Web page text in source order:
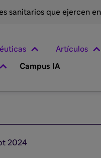
sanitarios que ejercen
Artículos
Campus IA
2024